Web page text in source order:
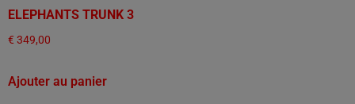
ELEPHANTS TRUNK 3
€ 349,00
Ajouter au panier